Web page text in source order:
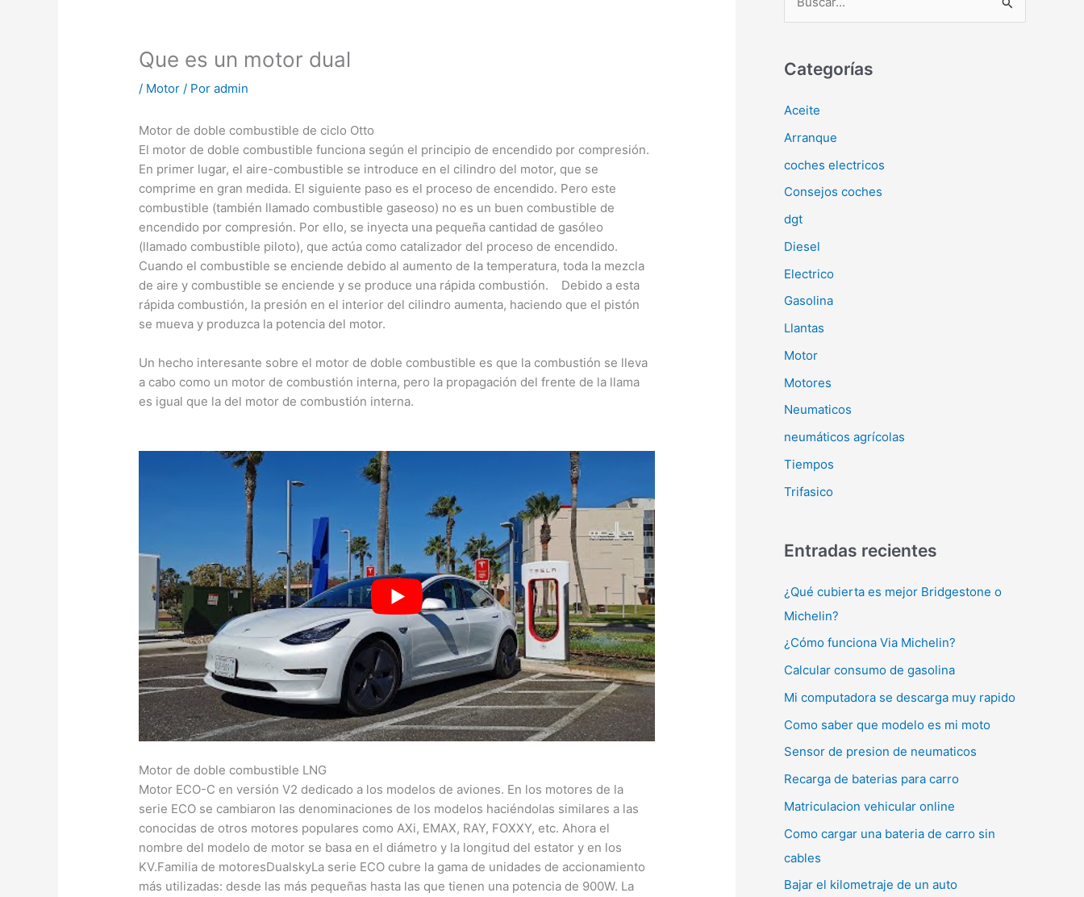
Que es un motor dual
/ Motor / Poradmin
Motor de doble combustible de ciclo Otto
El motor de doble combustible funciona según el principio de encendido por compresión.
En primer lugar, el aire-combustible se introduce en el cilindro del motor, que se
comprime en gran medida. El siguiente paso es el proceso de encendido. Pero este
combustible (también llamado combustible gaseoso) no es un buen combustible de
encendido por compresión. Por ello, se inyecta una pequeña cantidad de gasóleo
(llamado combustible piloto), que actúa como catalizador del proceso de encendido.
Cuando el combustible se enciende debido al aumento de la temperatura, toda la mezcla
de aire y combustible se enciende y se produce una rápida combustión. Debido a esta
rápida combustión, la presión en el interior del cilindro aumenta, haciendo que el pistón
se mueva y produzca la potencia del motor.
Un hecho interesante sobre el motor de doble combustible es que la combustión se lleva
a cabo como un motor de combustión interna, pero la propagación del frente de la llama
es igual que la del motor de combustión interna.
Motor de doble combustible LNG
Motor ECO-C en versión V2 dedicado a los modelos de aviones. En los motores de la
serie ECO se cambiaron las denominaciones de los modelos haciéndolas similares a las
conocidas de otros motores populares como AXi, EMAX, RAY, FOXXY, etc. Ahora el
nombre del modelo de motor se basa en el diámetro y la longitud del estator y en los
KV.Familia de motoresDualskyLa serie ECO cubre la gama de unidades de accionamiento
más utilizadas: desde las más pequeñas hasta las que tienen una potencia de 900W. La
c
r
p
o
r
Categorías
Aceite
Arranque
coches electricos
Consejos coches
dgt
Diesel
Electrico
Gasolina
Llantas
Motor
Motores
Neumaticos
neumáticos agrícolas
Tiempos
Trifasico
Entradas recientes
¿Qué cubierta es mejor Bridgestone o
Michelin?
¿Cómo funciona Via Michelin?
Calcular consumo de gasolina
Mi computadora se descarga muy rapido
Como saber que modelo es mi moto
Sensor de presion de neumaticos
Recarga de baterias para carro
Matriculacion vehicular online
Como cargar una bateria de carro sin
cables
Bajar el kilometraje de un auto